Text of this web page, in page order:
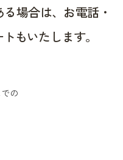
場合は、お電話・
もいたします。